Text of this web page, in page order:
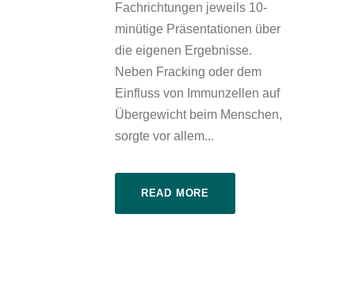
Fachrichtungen jeweils 10-
minütige Präsentationen über
die eigenen Ergebnisse.
Neben Fracking oder dem
Einfluss von Immunzellen auf
Übergewicht beim Menschen,
sorgte vor allem...
READ MORE